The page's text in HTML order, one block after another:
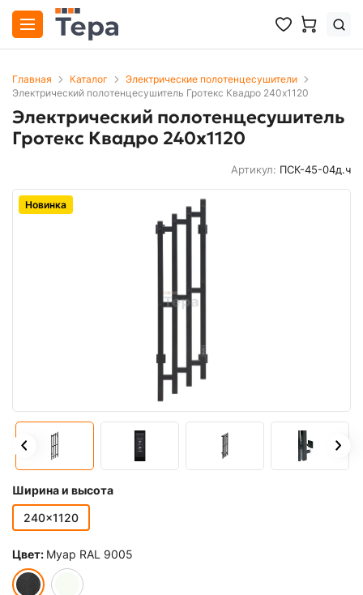
Главная Каталог
Электрические полотенцесушители
Электрический полотенцесушитель Гротекс Квадро 240х1120
Электрический полотенцесушитель
Гротекс Квадро 240х1120
Артикул: ПСК-45-04д.ч
Новинка
Ширина и высота
240x1120
Цвет: Муар RAL 9005